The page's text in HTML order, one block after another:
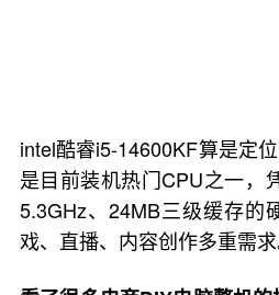
intel酷睿i5-14600KF算是定
是目前装机热门CPU之一，
5.3GHz、24MB三级缓存的
戏、直播、内容创作多重需求